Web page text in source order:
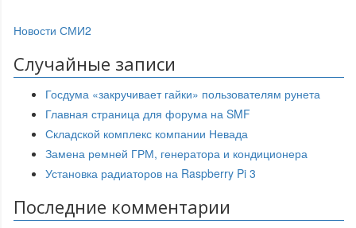
Новости СМИ2
Случайные записи
Госдума «закручивает гайки» пользователям рунета
Главная страница для форума на SMF
Складской комплекс компании Невада
Замена ремней ГРМ, генератора и кондиционера
Установка радиаторов на Raspberry Pi 3
Последние комментарии